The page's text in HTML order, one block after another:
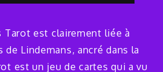
Tarot est clairement liée à
de Lindemans, ancré dans la
est un jeu de cartes qui a vu